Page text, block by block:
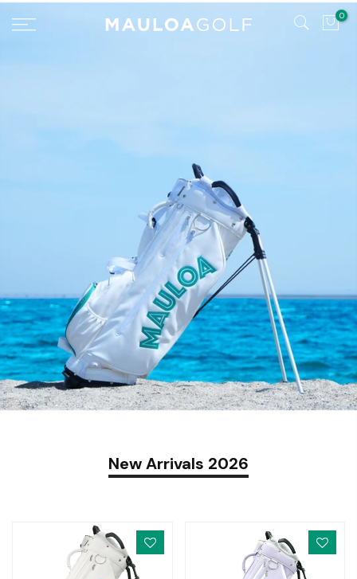
0
New Arrivals 2026